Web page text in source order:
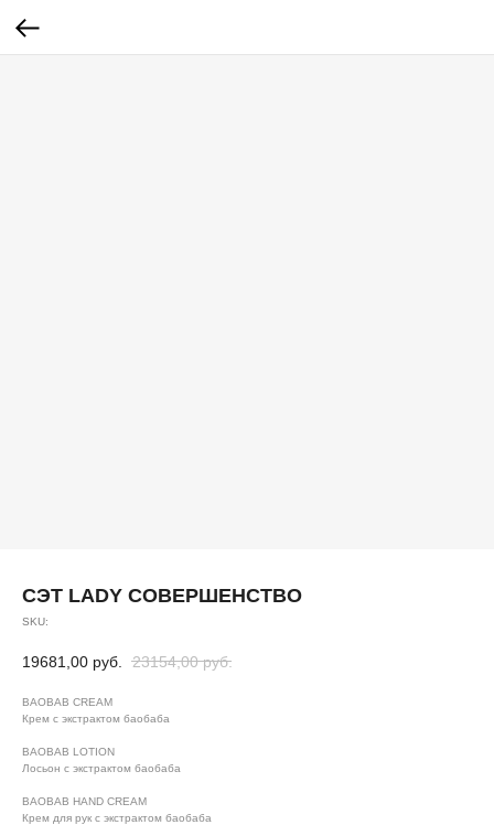
СЭТ LADY СОВЕРШЕНСТВО
SKU:
19681,00 руб. 23154,00 руб.
BAOBAB CREAM
Крем с экстрактом баобаба
BAOBAB LOTION
Лосьон с экстрактом баобаба
BAOBAB HAND CREAM
Крем для рук с экстрактом баобаба